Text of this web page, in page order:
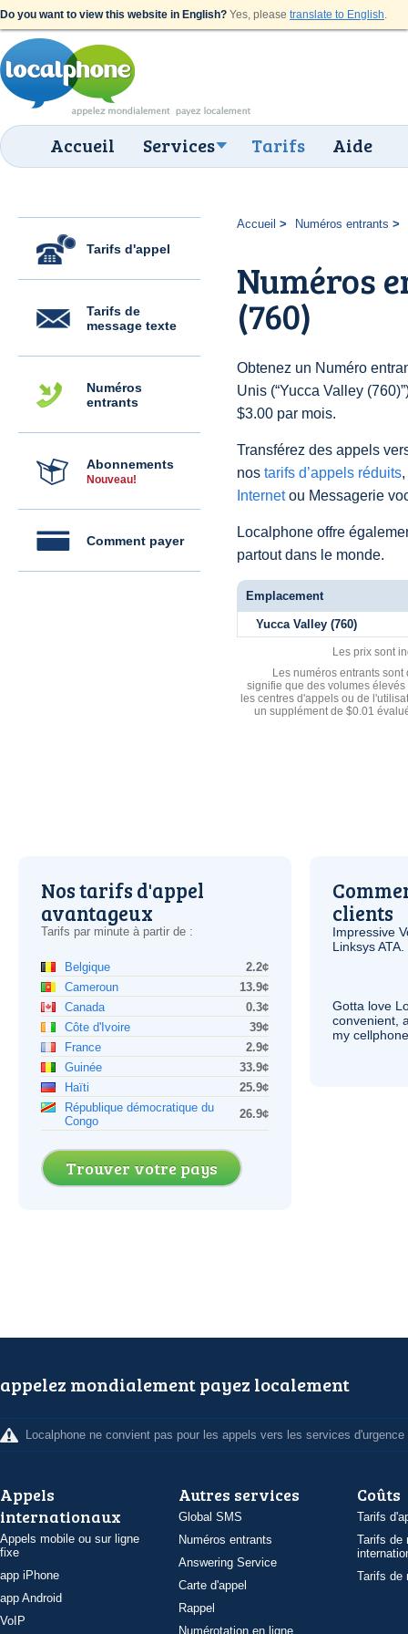
Do you want to view this website in English? Yes, please translate to English.
Accueil Services Tarifs Aide
Tarifs d'appel
Tarifs de
message texte
Numéros
entrants
Abonnements
Nouveau!
Comment payer
Accueil Numéros entrants
Numéros
(760)
Obtenez un Numéro
Unis (“Yucca Valley
$3.00 par mois.
Transférez des appels
nos tarifs d’appels réduits
Internetou Messagerie
Localphone offre
partout dans le monde.
Emplacement
Yucca Valley (760)
Les prix sont
Les numéros entrants
signifie que des volumes
les centres d'appels ou de
un supplément de $0.01
Nos tarifs d'appel
avantageux
Tarifs par minute à partir de :
Belgique
2.2¢
Cameroun
13.9¢
Canada
0.3¢
Côte d'Ivoire
39¢
France
2.9¢
Guinée
33.9¢
Haïti
25.9¢
République démocratique du
Congo
26.9¢
Trouver votre pays
clients
Impressive
LinksysATA
Gotta love
convenient,
my
appelez mondialement payez localement
Localphone ne convient pas pour les appels vers les services d'urgence
Appels
internationaux
Appels mobile ou sur ligne
fixe
app iPhone
app Android
VoIP
Autres services
Global SMS
Numéros entrants
Answering Service
Carte d'appel
Rappel
Numérotation en ligne
Coûts
Tarifs
Tarifs de
Tarifs de